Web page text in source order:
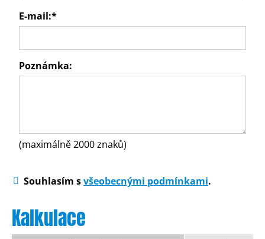
E-mail:*
Poznámka:
(maximálně 2000 znaků)
Souhlasím svšeobecnými podmínkami.
Kalkulace